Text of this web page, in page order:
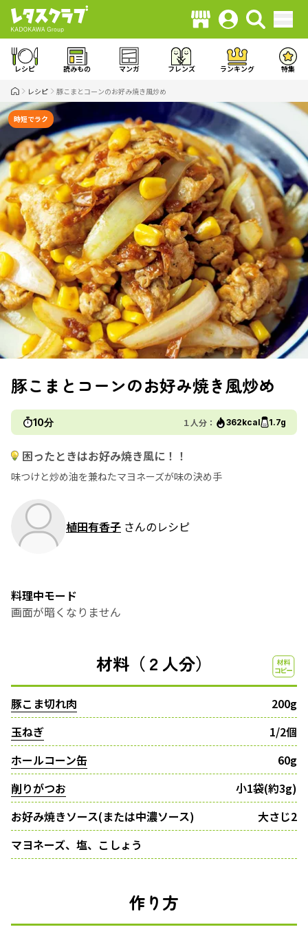
レシピ 読みもの マンガ フレンズ ランキング 特集
レシピ 豚こまとコーンのお好み焼き風炒め
時短でラク
豚こまとコーンのお好み焼き風炒め
10分 １人分： 362kcal 1.7g
困ったときはお好み焼き風に！！
味つけと炒め油を兼ねたマヨネーズが味の決め手
植田有香子 さんのレシピ
料理中モード
画面が暗くなりません
材料（２人分）
豚こま切れ肉
200g
玉ねぎ
1/2個
ホールコーン缶
60g
削りがつお
小1袋(約3g)
お好み焼きソース(または中濃ソース)
大さじ2
マヨネーズ、塩、こしょう
作り方